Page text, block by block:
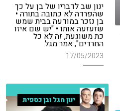
ינון שב לדבריו של בן על כך
שהפרדה לא כתובה בתורה •
בן נזכר במודעה בבית שמש
שזעזעה אותו • "יש שם איזו
כת משוגעת, זה לא כל
החרדים", אמר מגל
17/05/2023
ינון מגל ובן כספית